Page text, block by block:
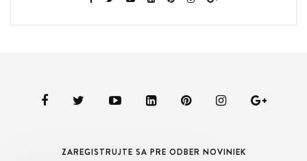
ZAREGISTRUJTE SA PRE ODBER NOVINIEK